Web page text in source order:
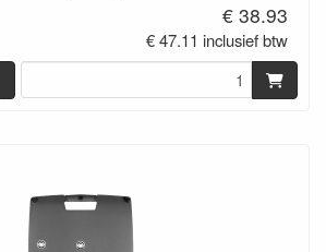
€ 38.93
€ 47.11 inclusief btw